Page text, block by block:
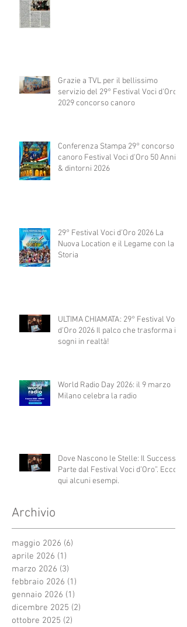
Grazie a TVL per il bellissimo
servizio del 29° Festival Voci d'Oro
2029 concorso canoro
Conferenza Stampa 29° concorso
canoro Festival Voci d'Oro 50 Anni
& dintorni 2026
29° Festival Voci d'Oro 2026 La
Nuova Location e il Legame con la
Storia
ULTIMA CHIAMATA: 29° Festival Voci
d'Oro 2026 Il palco che trasforma i
sogni in realtà!
World Radio Day 2026: il 9 marzo
Milano celebra la radio
Dove Nascono le Stelle: Il Successo
Parte dal Festival Voci d’Oro”. Ecco
qui alcuni esempi.
Archivio
maggio 2026 (6)
aprile 2026 (1)
marzo 2026 (3)
febbraio 2026 (1)
gennaio 2026 (1)
dicembre 2025 (2)
ottobre 2025 (2)